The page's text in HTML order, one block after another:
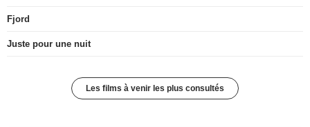
Fjord
Juste pour une nuit
Les films à venir les plus consultés